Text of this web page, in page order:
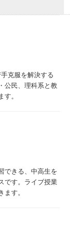
克服を解決する
公民、理科系と教
。
できる、中高生を
です。ライブ授業
す。